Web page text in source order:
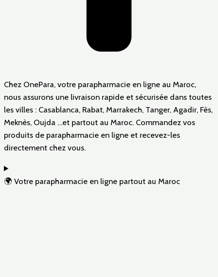
Chez OnePara, votre parapharmacie en ligne au Maroc,
nous assurons une livraison rapide et sécurisée dans toutes
les villes : Casablanca, Rabat, Marrakech, Tanger, Agadir, Fès,
Meknès, Oujda …et partout au Maroc. Commandez vos
produits de parapharmacie en ligne et recevez-les
directement chez vous.
🌍 Votre parapharmacie en ligne partout au Maroc